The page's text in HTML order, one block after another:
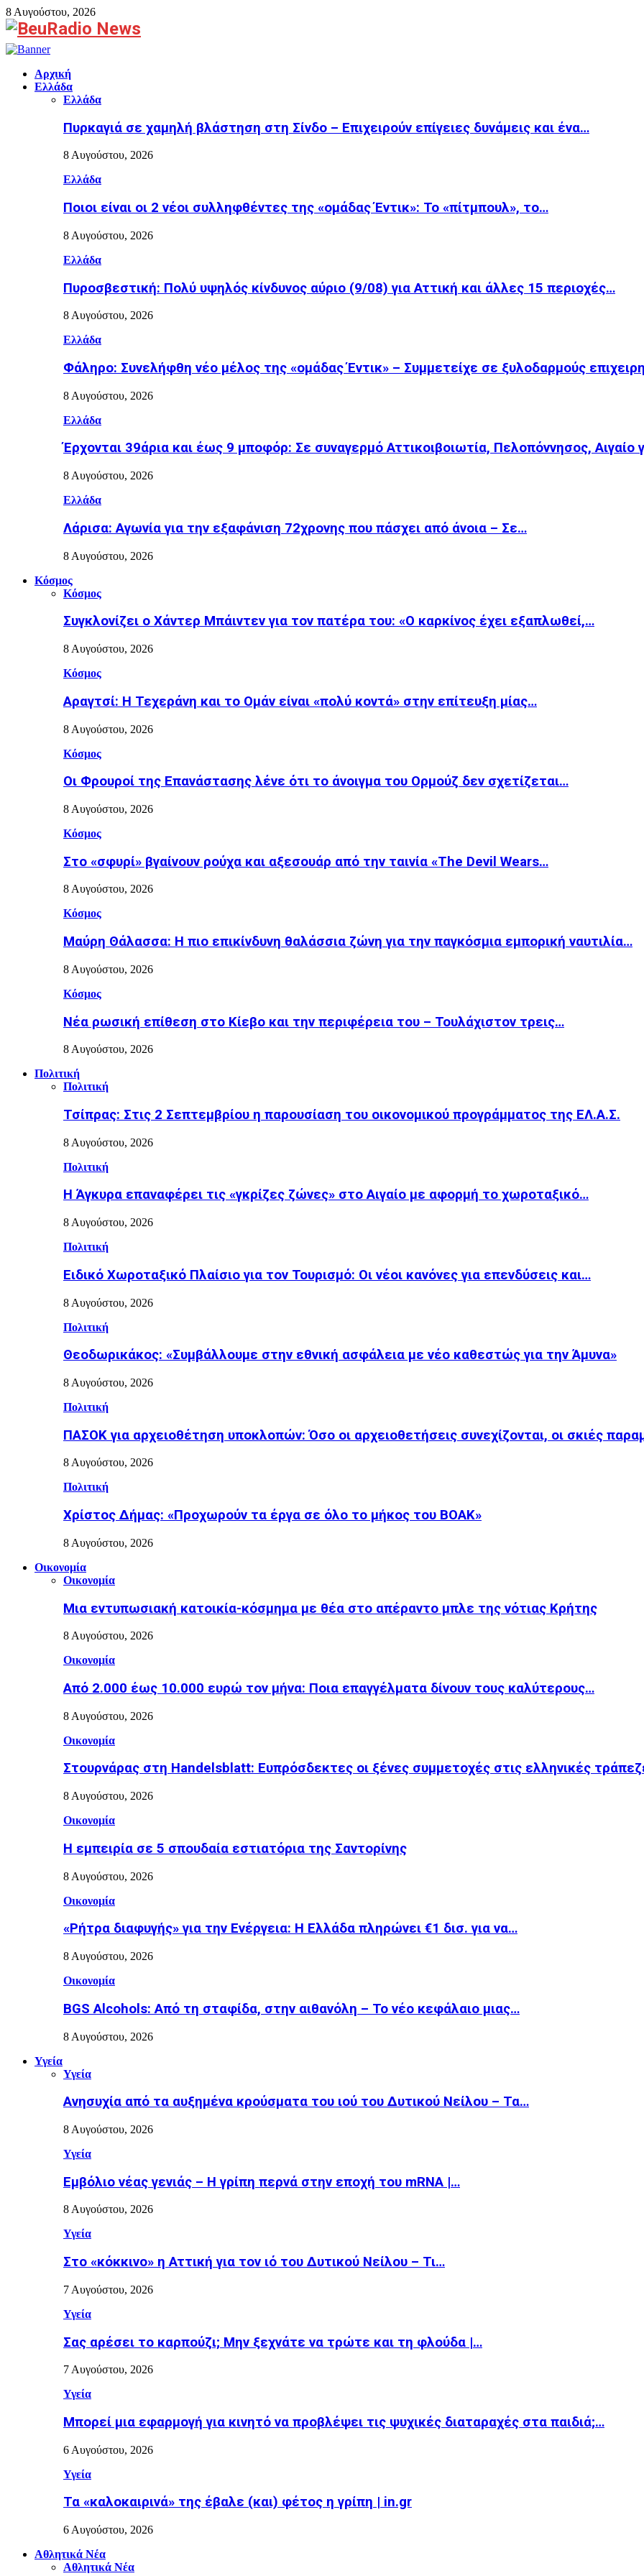
8 Αυγούστου, 2026
Facebook
Αρχική
Ελλάδα
Ελλάδα
Πυρκαγιά σε χαμηλή βλάστηση στη Σίνδο – Επιχειρούν επίγειες δυνάμεις και ένα…
8 Αυγούστου, 2026
Ελλάδα
Ποιοι είναι οι 2 νέοι συλληφθέντες της «ομάδας Έντικ»: Το «πίτμπουλ», το…
8 Αυγούστου, 2026
Ελλάδα
Πυροσβεστική: Πολύ υψηλός κίνδυνος αύριο (9/08) για Αττική και άλλες 15 περιοχές…
8 Αυγούστου, 2026
Ελλάδα
Φάληρο: Συνελήφθη νέο μέλος της «ομάδας Έντικ» – Συμμετείχε σε ξυλοδαρμούς
8 Αυγούστου, 2026
Ελλάδα
Έρχονται 39άρια και έως 9 μποφόρ: Σε συναγερμό Αττικοιβοιωτία, Πελοπόννησος, Αιγαίο
8 Αυγούστου, 2026
Ελλάδα
Λάρισα: Αγωνία για την εξαφάνιση 72χρονης που πάσχει από άνοια – Σε…
8 Αυγούστου, 2026
Κόσμος
Κόσμος
Συγκλονίζει ο Χάντερ Μπάιντεν για τον πατέρα του: «Ο καρκίνος έχει εξαπλωθεί,…
8 Αυγούστου, 2026
Κόσμος
Αραγτσί: Η Τεχεράνη και το Ομάν είναι «πολύ κοντά» στην επίτευξη μίας…
8 Αυγούστου, 2026
Κόσμος
Οι Φρουροί της Επανάστασης λένε ότι το άνοιγμα του Ορμούζ δεν σχετίζεται…
8 Αυγούστου, 2026
Κόσμος
Στο «σφυρί» βγαίνουν ρούχα και αξεσουάρ από την ταινία «The Devil Wears…
8 Αυγούστου, 2026
Κόσμος
Μαύρη Θάλασσα: Η πιο επικίνδυνη θαλάσσια ζώνη για την παγκόσμια εμπορική ναυτιλία…
8 Αυγούστου, 2026
Κόσμος
Nέα ρωσική επίθεση στο Κίεβο και την περιφέρεια του – Τουλάχιστον τρεις…
8 Αυγούστου, 2026
Πολιτική
Πολιτική
Τσίπρας: Στις 2 Σεπτεμβρίου η παρουσίαση του οικονομικού προγράμματος της ΕΛ.Α.Σ.
8 Αυγούστου, 2026
Πολιτική
Η Άγκυρα επαναφέρει τις «γκρίζες ζώνες» στο Αιγαίο με αφορμή το χωροταξικό…
8 Αυγούστου, 2026
Πολιτική
Ειδικό Χωροταξικό Πλαίσιο για τον Τουρισμό: Οι νέοι κανόνες για επενδύσεις και…
8 Αυγούστου, 2026
Πολιτική
Θεοδωρικάκος: «Συμβάλλουμε στην εθνική ασφάλεια με νέο καθεστώς για την Άμυνα»
8 Αυγούστου, 2026
Πολιτική
ΠΑΣΟΚ για αρχειοθέτηση υποκλοπών: Όσο οι αρχειοθετήσεις συνεχίζονται, οι σκιές
8 Αυγούστου, 2026
Πολιτική
Χρίστος Δήμας: «Προχωρούν τα έργα σε όλο το μήκος του ΒΟΑΚ»
8 Αυγούστου, 2026
Οικονομία
Οικονομία
Μια εντυπωσιακή κατοικία-κόσμημα με θέα στο απέραντο μπλε της νότιας Κρήτης
8 Αυγούστου, 2026
Οικονομία
Από 2.000 έως 10.000 ευρώ τον μήνα: Ποια επαγγέλματα δίνουν τους καλύτερους…
8 Αυγούστου, 2026
Οικονομία
Στουρνάρας στη Handelsblatt: Ευπρόσδεκτες οι ξένες συμμετοχές στις ελληνικές
8 Αυγούστου, 2026
Οικονομία
Η εμπειρία σε 5 σπουδαία εστιατόρια της Σαντορίνης
8 Αυγούστου, 2026
Οικονομία
«Ρήτρα διαφυγής» για την Ενέργεια: Η Ελλάδα πληρώνει €1 δισ. για να…
8 Αυγούστου, 2026
Οικονομία
BGS Alcohols: Από τη σταφίδα, στην αιθανόλη – Το νέο κεφάλαιο μιας…
8 Αυγούστου, 2026
Υγεία
Υγεία
Ανησυχία από τα αυξημένα κρούσματα του ιού του Δυτικού Νείλου – Τα…
8 Αυγούστου, 2026
Υγεία
Εµβόλιο νέας γενιάς – Η γρίπη περνά στην εποχή του mRNA |…
8 Αυγούστου, 2026
Υγεία
Στο «κόκκινο» η Αττική για τον ιό του Δυτικού Νείλου – Τι…
7 Αυγούστου, 2026
Υγεία
Σας αρέσει το καρπούζι; Μην ξεχνάτε να τρώτε και τη φλούδα |…
7 Αυγούστου, 2026
Υγεία
Μπορεί μια εφαρμογή για κινητό να προβλέψει τις ψυχικές διαταραχές στα παιδιά;…
6 Αυγούστου, 2026
Υγεία
Τα «καλοκαιρινά» της έβαλε (και) φέτος η γρίπη | in.gr
6 Αυγούστου, 2026
Αθλητικά Νέα
Αθλητικά Νέα